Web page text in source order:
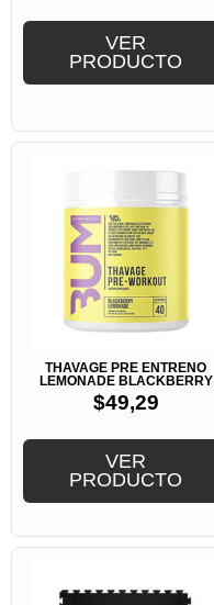
VER
PRODUCTO
THAVAGE PRE ENTRENO
LEMONADE BLACKBERRY
40SERV -RAW CBUM
$49,29
VER
PRODUCTO